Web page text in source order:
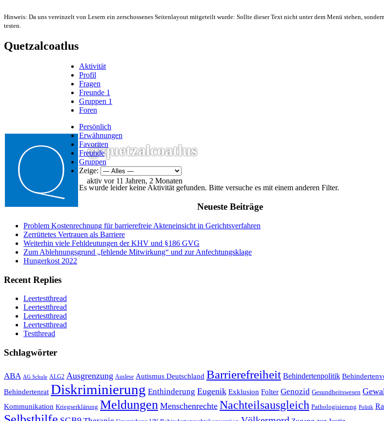
Hinweis: Da uns vereinzelt von Lesern ein zerschossenes Seitenlayout mitgeteilt wurde: Sollte dieser Text nicht unter dem Menü stehen,
testen.
Quetzalcoatlus
@quetzalcoatlus
aktiv vor 11 Jahren, 2 Monaten
Aktivität
Profil
Fragen
Freunde 1
Gruppen 1
Foren
Persönlich
Erwähnungen
Favoriten
Freunde
Gruppen
Zeige:
Es wurde leider keine Aktivität gefunden. Bitte versuche es mit einem anderen Filter.
Neueste Beiträge
Problem Kostenrechnung für barrierefreie Akteneinsicht in Gerichtsverfahren
Zerrüttetes Vertrauen als Barriere
Weiterhin viele Fehldeutungen der KHV und §186 GVG
Zum Ablehnungsgrund „fehlende Mitwirkung“ und zur Anfechtungsklage
Hungerkost 2022
Recent Replies
Leertestthread
Leertestthread
Leertestthread
Leertestthread
Testthread
Schlagwörter
ABA AG Schule ALG2 Ausgrenzung Auslese Autismus Deutschland Barrierefreiheit Behindertenpolitik
Behindertenrat Diskriminierung Enthinderung Eugenik Exklusion Folter Genozid Gesundheitswesen
Kommunikation Kriegserklärung Meldungen Menschenrechte Nachteilsausgleich Pathologisierung Politik